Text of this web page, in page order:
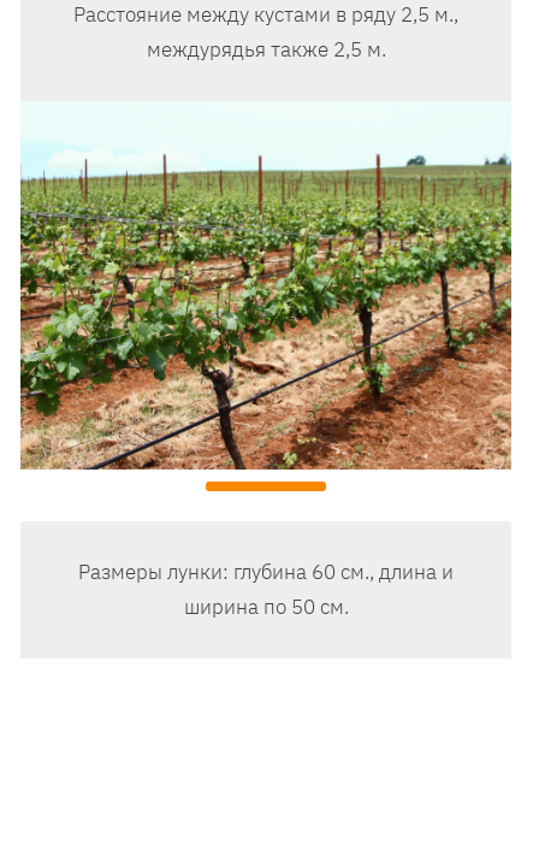
Расстояние между кустами в ряду 2,5 м.,
междурядья также 2,5 м.
Размеры лунки: глубина 60 см., длина и
ширина по 50 см.